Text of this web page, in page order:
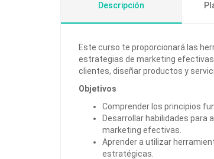
Descripción
Este curso te proporcionará las
estrategias de marketing
clientes, diseñar productos y
Objetivos
Comprender los principios
Desarrollar habilidades
marketing efectivas.
Aprender a utilizar
estratégicas.